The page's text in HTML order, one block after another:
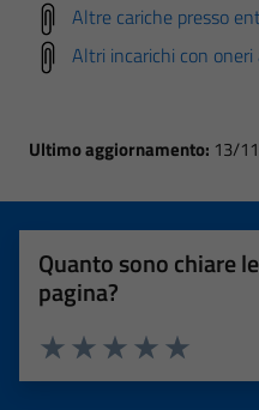
Altre cariche presso
Altri incarichi con
Ultimo aggiornamento: 13/
Quanto sono chiare
pagina?
Valuta 5
Valuta 4 stelle
Valuta 3 stelle su 5
Valuta 2 stelle su 5
Valuta 1 stelle su 5